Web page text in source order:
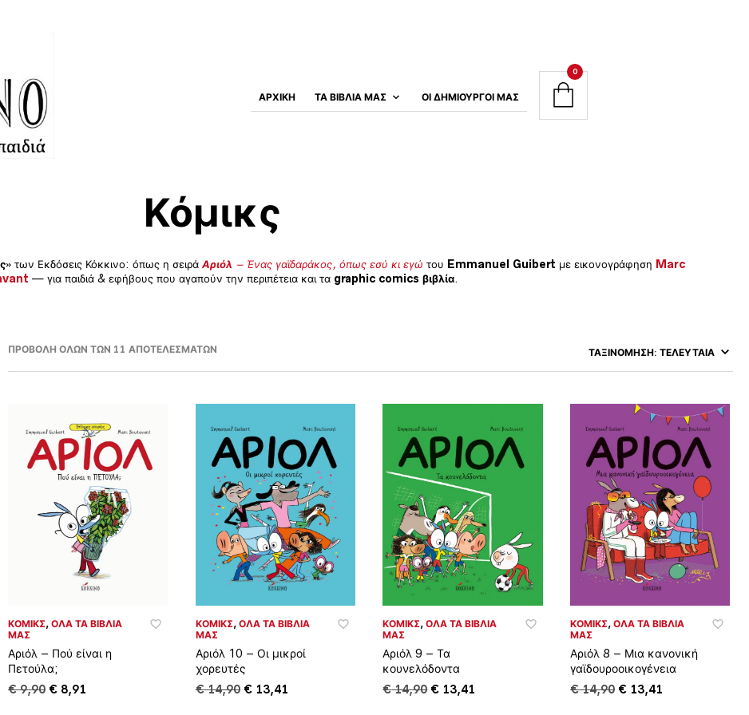
ΑΡΧΙΚΉ ΤΑ ΒΙΒΛΊΑ ΜΑΣ ΟΙ ΔΗΜΙΟΥΡΓΟΊ ΜΑΣ
0
Κόμικς
» των Εκδόσεις Κόκκινο: όπως η σειρά Αριόλ – Ένας γαϊδαράκος, όπως εσύ κι εγώ του Emmanuel Guibert με εικονογράφηση Marc
— για παιδιά & εφήβους που αγαπούν την περιπέτεια και τα graphic comics βιβλία.
ΠΡΟΒΟΛΉ ΌΛΩΝ ΤΩΝ 11 ΑΠΟΤΕΛΕΣΜΆΤΩΝ
LATEST
ΚΌΜΙΚΣ,ΌΛΑ ΤΑ ΒΙΒΛΊΑ
ΜΑΣ
Αριόλ – Πού είναι η
Πετούλα;
€9,90 Original
€ 8,91
ΚΌΜΙΚΣ,ΌΛΑ ΤΑ ΒΙΒΛΊΑ
ΜΑΣ
Αριόλ 10 – Οι μικροί
χορευτές
€14,90 Original
€13,41Η
ΚΌΜΙΚΣ,ΌΛΑ ΤΑ ΒΙΒΛΊΑ
ΜΑΣ
Αριόλ 9 – Τα
κουνελόδοντα
€14,90 Original
€ 13,41
ΚΌΜΙΚΣ,ΌΛΑ ΤΑ ΒΙΒΛΊΑ
ΜΑΣ
Αριόλ 8 – Μια κανονική
γαϊδουροοικογένεια
€14,90 Original
€ 13,41